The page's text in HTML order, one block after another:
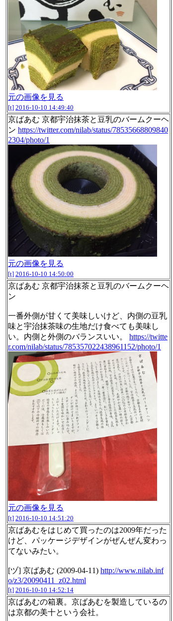
元の画像を見る
[t] 2016-10-10 14:49:40
京ばあむ 京都宇治抹茶と豆乳のバームクーヘ
ン https://twitter.com/nilab/status/78535668809840
2304/photo/1
元の画像を見る
[t] 2016-10-10 14:50:00
京ばあむ 京都宇治抹茶と豆乳のバームクーヘ
ン
一番外側が甘くて美味しいけど、内側の豆乳
味と宇治抹茶味の生地だけ食べても美味し
い。内側と外側のバランスいい。 https://twitte
r.com/nilab/status/785357022438961152/photo/1
元の画像を見る
[t] 2016-10-10 14:51:20
京ばあむをはじめて買ったのは2009年だった
けど、パッケージデザインがぜんぜん変わっ
てないみたい。
[ヅ] 京ばあむ (2009-04-11) http://www.nilab.inf
o/z3/20090411_z02.html
[t] 2016-10-10 14:52:14
京ばあむの箱裏。京ばあむを製造しているの
は京都の美十という会社。